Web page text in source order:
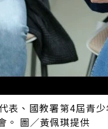
表、國教署第4屆青
。 圖／黃佩琪提供